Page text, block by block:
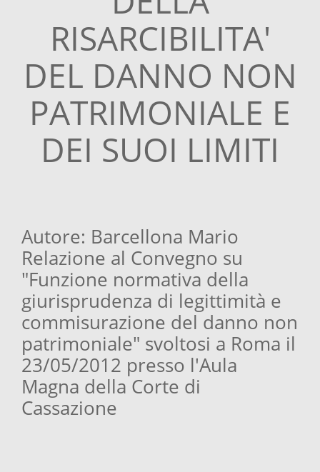
RISARCIBILITA'
DEL DANNO NON
PATRIMONIALE E
DEI SUOI LIMITI
Autore: Barcellona Mario
Relazione al Convegno su
"Funzione normativa della
giurisprudenza di legittimità e
commisurazione del danno non
patrimoniale" svoltosi a Roma il
23/05/2012 presso l'Aula
Magna della Corte di
Cassazione